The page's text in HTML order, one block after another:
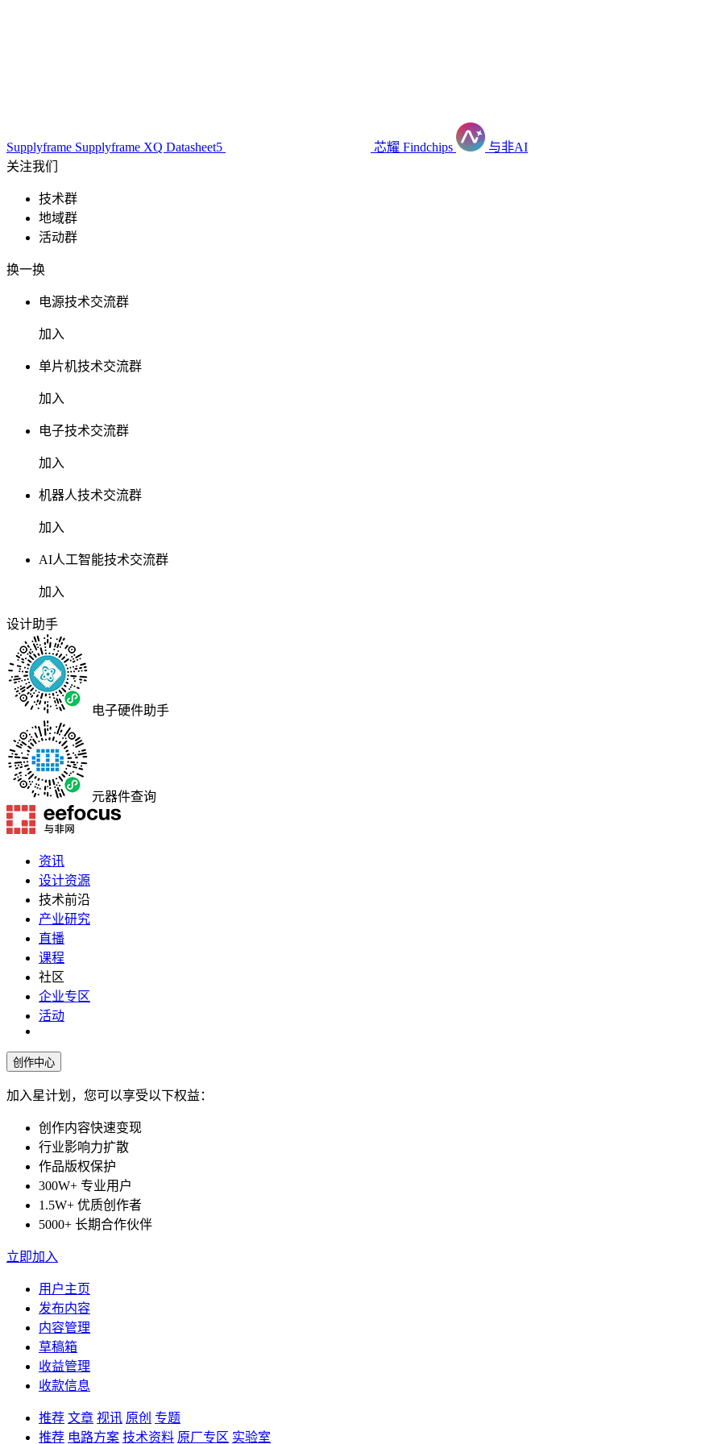
Supplyframe Supplyframe XQ Datasheet5 芯耀 Findchips
与非AI
关注我们
技术群
地域群
活动群
换一换
电源技术交流群
加入
单片机技术交流群
加入
电子技术交流群
加入
机器人技术交流群
加入
AI人工智能技术交流群
加入
设计助手
电子硬件助手
元器件查询
资讯
设计资源
技术前沿
产业研究
直播
课程
社区
企业专区
活动
创作中心
加入星计划，您可以享受以下权益：
创作内容快速变现
行业影响力扩散
作品版权保护
300W+ 专业用户
1.5W+ 优质创作者
5000+ 长期合作伙伴
立即加入
用户主页
发布内容
内容管理
草稿箱
收益管理
收款信息
推荐 文章 视讯 原创 专题
推荐 电路方案 技术资料 原厂专区 实验室